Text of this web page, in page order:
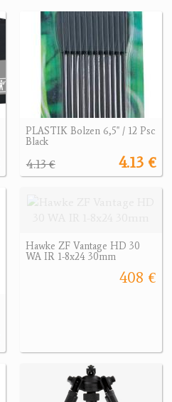
PLASTIK Bolzen 6,5" / 12 Psc
Black
4.13 €
4.13 €
Hawke ZF Vantage HD 30
WA IR 1-8x24 30mm
408 €